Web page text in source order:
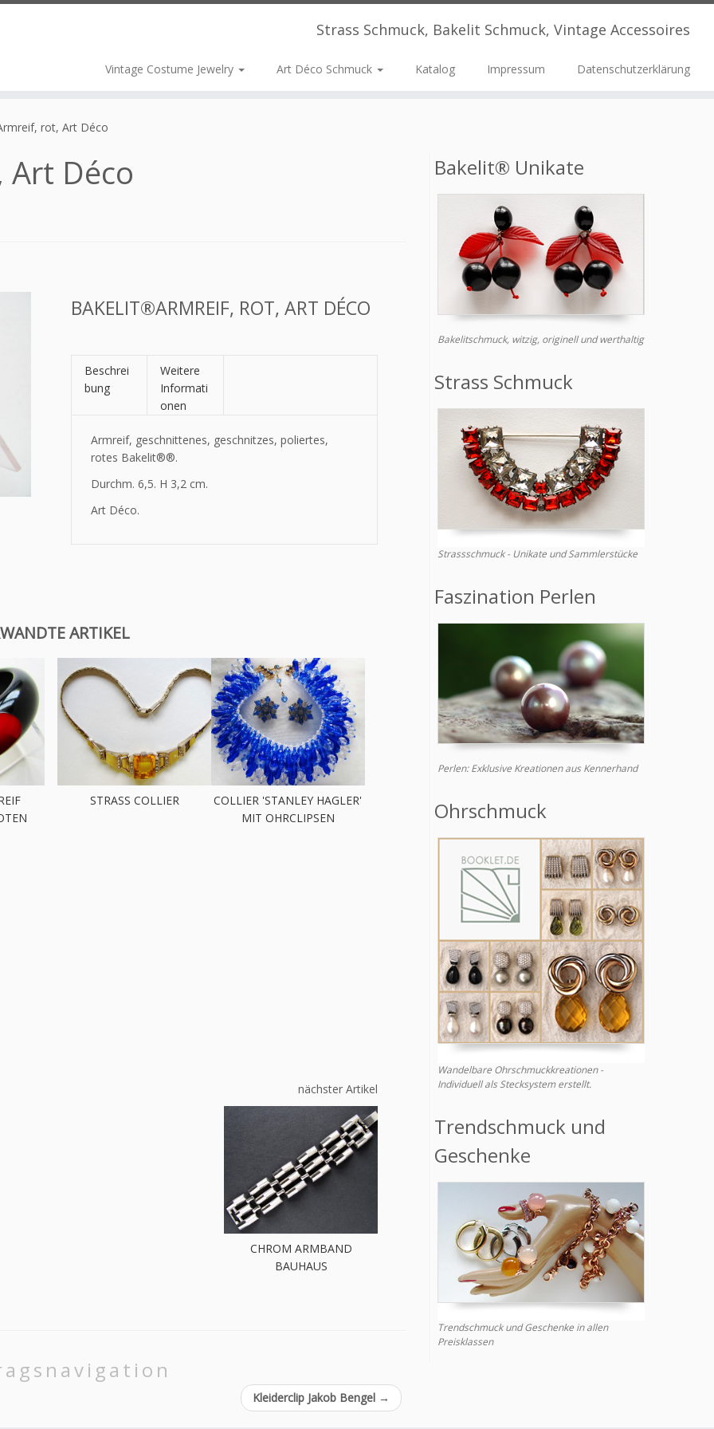
Strass Schmuck, Bakelit Schmuck, Vintage Accessoires
Vintage Costume Jewelry Art Déco Schmuck Katalog Impressum Datenschutzerklärung
rot, Art Déco
Déco
BAKELIT®ARMREIF, ROT, ART DÉCO
Beschrei
bung
Weitere
Informati
onen
Armreif, geschnittenes, geschnitzes, poliertes,
rotes Bakelit®®.
Durchm. 6,5. H 3,2 cm.
Art Déco.
ARTIKEL
STRASS COLLIER
COLLIER 'STANLEY HAGLER'
MIT OHRCLIPSEN
nächster Artikel
CHROM ARMBAND
BAUHAUS
Kleiderclip Jakob Bengel →
Bakelit® Unikate
Bakelitschmuck, witzig, originell und werthaltig
Strass Schmuck
Strassschmuck - Unikate und Sammlerstücke
Faszination Perlen
Perlen: Exklusive Kreationen aus Kennerhand
Ohrschmuck
Wandelbare Ohrschmuckkreationen -
Individuell als Stecksystem erstellt.
Trendschmuck und
Geschenke
Trendschmuck und Geschenke in allen
Preisklassen